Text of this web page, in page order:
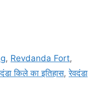
, Revdanda Fort,
किले का इतिहास,रेवदंडा